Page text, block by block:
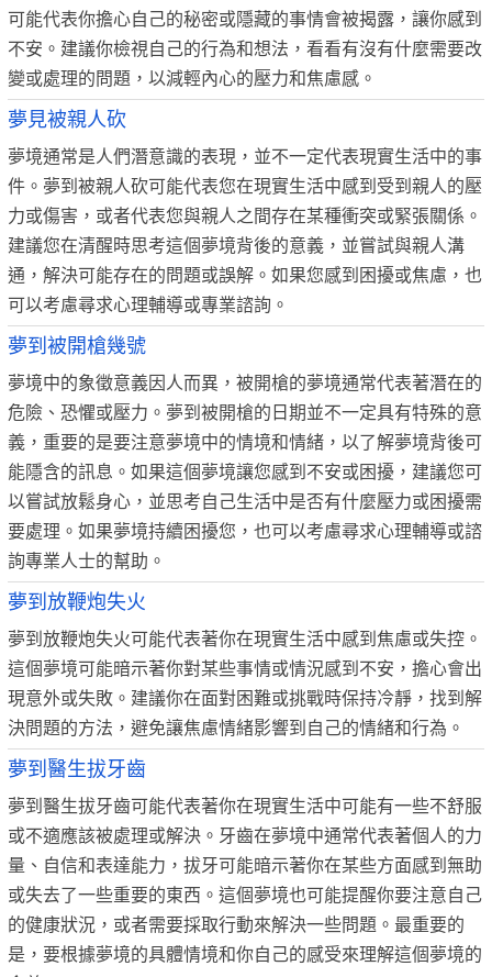
可能代表你擔心自己的秘密或隱藏的事情會被揭露，讓你感到
不安。建議你檢視自己的行為和想法，看看有沒有什麼需要改
變或處理的問題，以減輕內心的壓力和焦慮感。
夢見被親人砍
夢境通常是人們潛意識的表現，並不一定代表現實生活中的事
件。夢到被親人砍可能代表您在現實生活中感到受到親人的壓
力或傷害，或者代表您與親人之間存在某種衝突或緊張關係。
建議您在清醒時思考這個夢境背後的意義，並嘗試與親人溝
通，解決可能存在的問題或誤解。如果您感到困擾或焦慮，也
可以考慮尋求心理輔導或專業諮詢。
夢到被開槍幾號
夢境中的象徵意義因人而異，被開槍的夢境通常代表著潛在的
危險、恐懼或壓力。夢到被開槍的日期並不一定具有特殊的意
義，重要的是要注意夢境中的情境和情緒，以了解夢境背後可
能隱含的訊息。如果這個夢境讓您感到不安或困擾，建議您可
以嘗試放鬆身心，並思考自己生活中是否有什麼壓力或困擾需
要處理。如果夢境持續困擾您，也可以考慮尋求心理輔導或諮
詢專業人士的幫助。
夢到放鞭炮失火
夢到放鞭炮失火可能代表著你在現實生活中感到焦慮或失控。
這個夢境可能暗示著你對某些事情或情況感到不安，擔心會出
現意外或失敗。建議你在面對困難或挑戰時保持冷靜，找到解
決問題的方法，避免讓焦慮情緒影響到自己的情緒和行為。
夢到醫生拔牙齒
夢到醫生拔牙齒可能代表著你在現實生活中可能有一些不舒服
或不適應該被處理或解決。牙齒在夢境中通常代表著個人的力
量、自信和表達能力，拔牙可能暗示著你在某些方面感到無助
或失去了一些重要的東西。這個夢境也可能提醒你要注意自己
的健康狀況，或者需要採取行動來解決一些問題。最重要的
是，要根據夢境的具體情境和你自己的感受來理解這個夢境的